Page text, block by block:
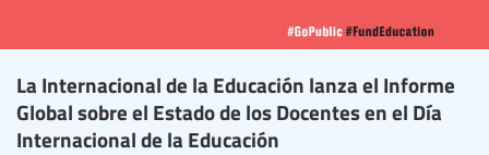
La Internacional de la Educación lanza el Informe
Global sobre el Estado de los Docentes en el Día
Internacional de la Educación